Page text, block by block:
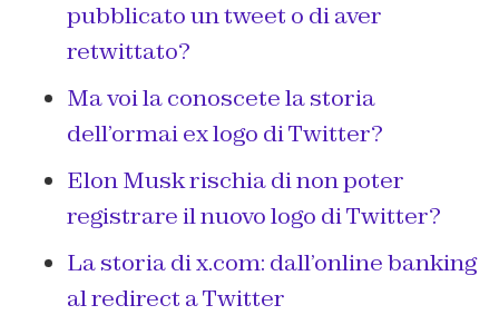
pubblicato un tweet o di aver
retwittato?
Ma voi la conoscete la storia
dell’ormai ex logo di Twitter?
Elon Musk rischia di non poter
registrare il nuovo logo di Twitter?
La storia di x.com: dall’online banking
al redirect a Twitter